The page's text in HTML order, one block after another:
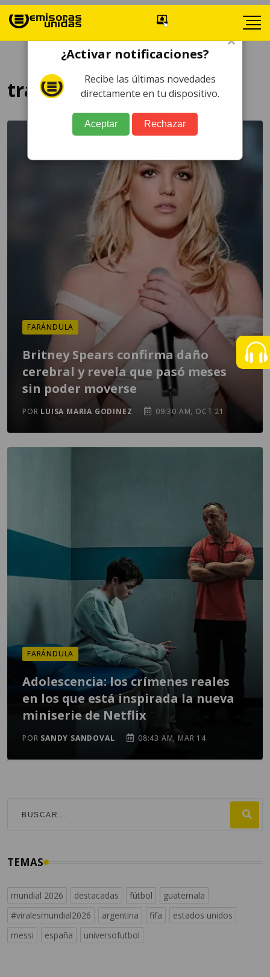
trauma
FARÁNDULA
Britney Spears confirma daño
cerebral y revela que pasó meses
sin poder moverse
POR LUISA MARIA GODINEZ 09:30 AM, OCT 21
FARÁNDULA
Adolescencia: los crímenes reales
en los que está inspirada la nueva
miniserie de Netflix
POR SANDY SANDOVAL 08:43 AM, MAR 14
TEMAS
mundial 2026 destacadas fútbol
guatemala
#viralesmundial2026
argentina fifa
estados unidos
messi
españa universofutbol
×
¿Activar notificaciones?
Recibe las últimas novedades
directamente en tu dispositivo.
Aceptar Rechazar